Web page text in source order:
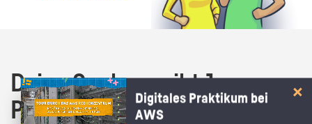
Deine Suche ergibt 1
Praktikumsangebot!
Digitales Praktikum bei
AWS